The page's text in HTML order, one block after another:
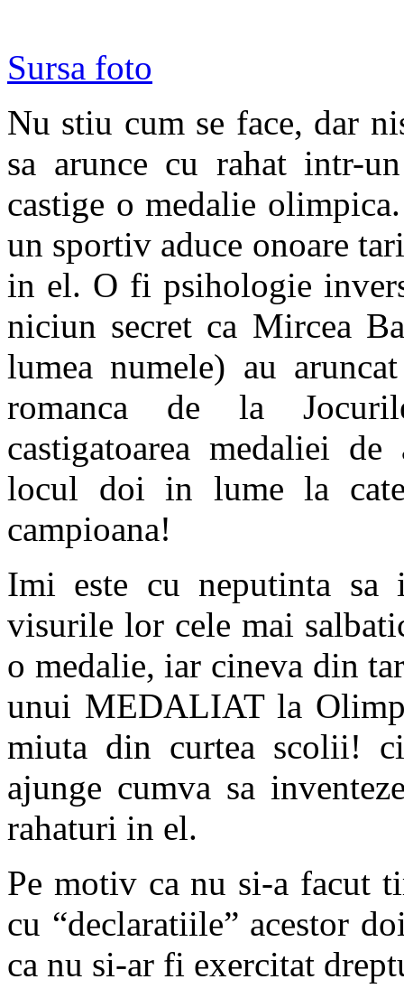
Sursa foto
Nu stiu cum se face, dar
sa arunce cu rahat intr-
castige o medalie
un sportiv aduce onoare
in el. O fi psihologie
niciun secret ca Mircea
lumea numele) au
romanca de la
castigatoarea medaliei
locul doi in lume la
campioana!
Imi este cu neputinta
visurile lor cele mai
o medalie, iar cineva din
unui MEDALIAT la
miuta din curtea scolii!
ajunge cumva sa
rahaturi in el.
Pe motiv ca nu si-a facut
cu “declaratiile” acestor
ca nu si-ar fi exercitat